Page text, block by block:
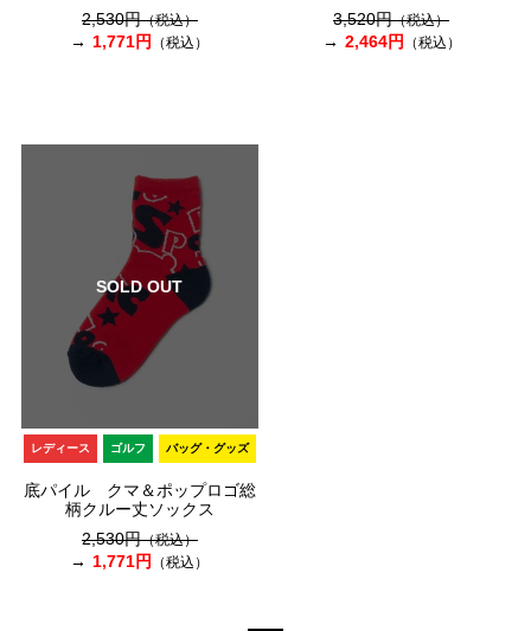
2,530円（税込）
1,771円 （税込）
3,520円（税込）
2,464円 （税込）
SOLD OUT
レディース ゴルフ バッグ・グッズ
底パイル クマ＆ポップロゴ総
柄クルー丈ソックス
2,530円（税込）
1,771円 （税込）